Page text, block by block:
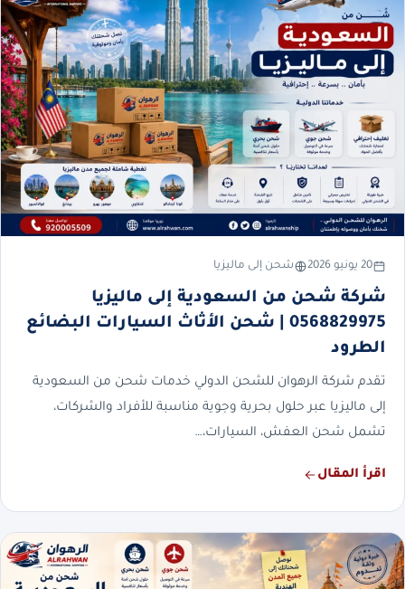
20 يونيو 2026 شحن إلى ماليزيا
شركة شحن من السعودية إلى ماليزيا
0568829975 | شحن الأثاث السيارات البضائع
الطرود
تقدم شركة الرهوان للشحن الدولي خدمات شحن من السعودية
إلى ماليزيا عبر حلول بحرية وجوية مناسبة للأفراد والشركات،
تشمل شحن العفش، السيارات،…
اقرأ المقال